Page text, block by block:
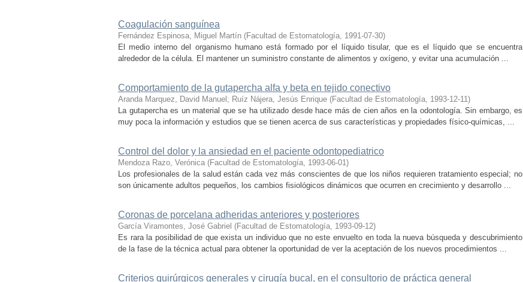
Coagulación sanguínea
Fernández Espinosa, Miguel Martín (Facultad de Estomatología, 1991-07-30)
El medio interno del organismo humano está formado por el líquido tisular, que es el líquido que se encuentra
alrededor de la célula. El mantener un suministro constante de alimentos y oxígeno, y evitar una acumulación ...
Comportamiento de la gutapercha alfa y beta en tejido conectivo
Aranda Marquez, David Manuel ; Ruíz Nájera, Jesús Enrique (Facultad de Estomatología, 1993-12-11)
La gutapercha es un material que se ha utilizado desde hace más de cien años en la odontología. Sin embargo, es
muy poca la información y estudios que se tienen acerca de sus características y propiedades físico-químicas, ...
Control del dolor y la ansiedad en el paciente odontopediatrico
Mendoza Razo, Verónica (Facultad de Estomatología, 1993-06-01)
Los profesionales de la salud están cada vez más conscientes de que los niños requieren tratamiento especial; no
son únicamente adultos pequeños, los cambios fisiológicos dinámicos que ocurren en crecimiento y desarrollo ...
Coronas de porcelana adheridas anteriores y posteriores
García Viramontes, José Gabriel (Facultad de Estomatología, 1993-09-12)
Es rara la posibilidad de que exista un individuo que no este envuelto en toda la nueva búsqueda y descubrimiento
de la fase de la técnica actual para obtener la oportunidad de ver la aceptación de los nuevos procedimientos ...
Criterios quirúrgicos generales y cirugía bucal, en el consultorio de práctica general